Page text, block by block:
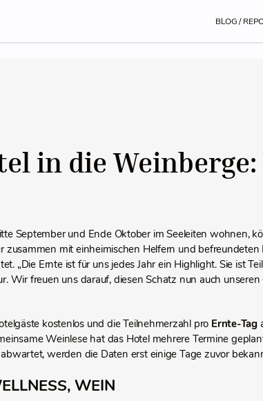
BLOG /
in die
September und Ende Oktober im Seeleiten wohnen,
zusammen mit einheimischen Helfern und
„Die Ernte ist für uns jedes Jahr ein Highlight. Sie ist
Wir freuen uns darauf, diesen Schatz nun auch
kostenlos und die Teilnehmerzahl pro Ernte-Tag
Weinlese hat das Hotel mehrere Termine
werden die Daten erst einige Tage zuvor
WEIN